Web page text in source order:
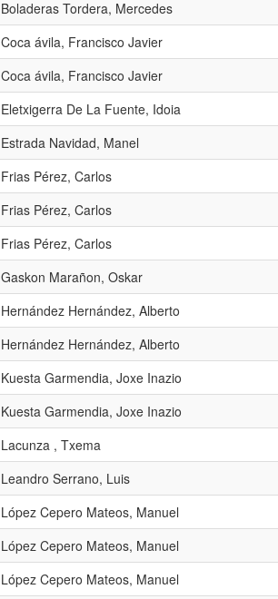
Boladeras Tordera, Mercedes
Coca ávila, Francisco Javier
Coca ávila, Francisco Javier
Eletxigerra De La Fuente, Idoia
Estrada Navidad, Manel
Frias Pérez, Carlos
Frias Pérez, Carlos
Frias Pérez, Carlos
Gaskon Marañon, Oskar
Hernández Hernández, Alberto
Hernández Hernández, Alberto
Kuesta Garmendia, Joxe Inazio
Kuesta Garmendia, Joxe Inazio
Lacunza , Txema
Leandro Serrano, Luis
López Cepero Mateos, Manuel
López Cepero Mateos, Manuel
López Cepero Mateos, Manuel